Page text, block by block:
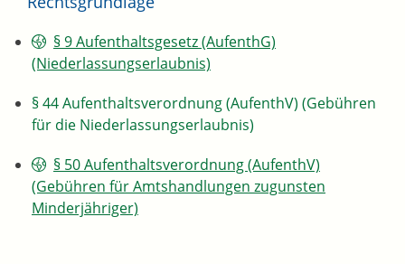
§ 9 Aufenthaltsgesetz (AufenthG)
(Niederlassungserlaubnis)
§ 44 Aufenthaltsverordnung (AufenthV) (Gebühren
für die Niederlassungserlaubnis)
§ 50 Aufenthaltsverordnung (AufenthV)
(Gebühren für Amtshandlungen zugunsten
Minderjähriger)